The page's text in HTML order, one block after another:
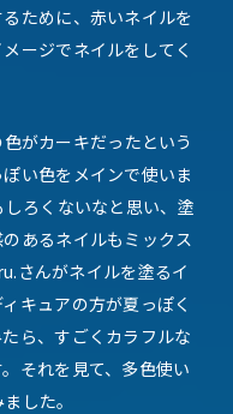
ために、赤いネイルを
ージでネイルをしてく
がカーキだったという
い色をメインで使いま
ろくないなと思い、塗
あるネイルもミックス
さんがネイルを塗るイ
キュアの方が夏っぽく
ら、すごくカラフルな
それを見て、多色使い
した。